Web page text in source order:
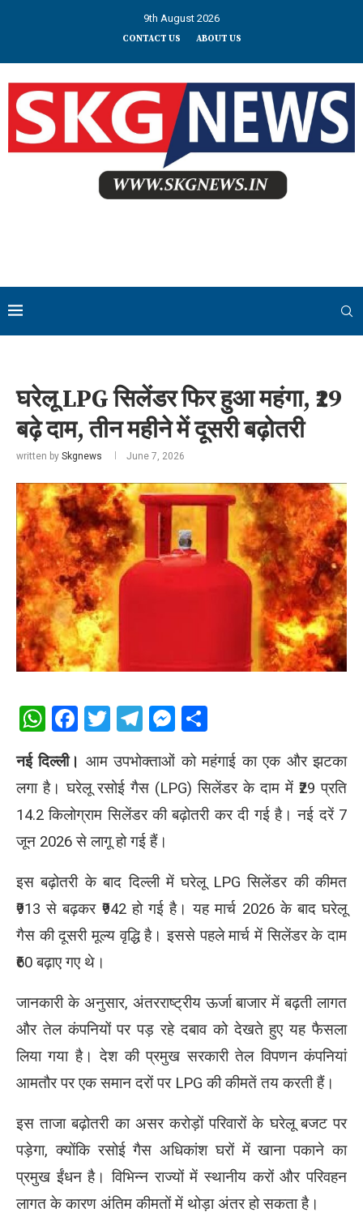
9th August 2026
CONTACT US ABOUT US
घरेलू LPG सिलेंडर फिर हुआ महंगा, ₹29
बढ़े दाम, तीन महीने में दूसरी बढ़ोतरी
written by Skgnews June 7, 2026
WhatsApp
Facebook
Twitter
Telegram
Messenger
नई दिल्ली। आम उपभोक्ताओं को महंगाई का एक और झटका
लगा है। घरेलू रसोई गैस (LPG) सिलेंडर के दाम में ₹29 प्रति
14.2 किलोग्राम सिलेंडर की बढ़ोतरी कर दी गई है। नई दरें 7
जून 2026 से लागू हो गई हैं।
इस बढ़ोतरी के बाद दिल्ली में घरेलू LPG सिलेंडर की कीमत
₹913 से बढ़कर ₹942 हो गई है। यह मार्च 2026 के बाद घरेलू
गैस की दूसरी मूल्य वृद्धि है। इससे पहले मार्च में सिलेंडर के दाम
₹60 बढ़ाए गए थे।
जानकारी के अनुसार, अंतरराष्ट्रीय ऊर्जा बाजार में बढ़ती लागत
और तेल कंपनियों पर पड़ रहे दबाव को देखते हुए यह फैसला
लिया गया है। देश की प्रमुख सरकारी तेल विपणन कंपनियां
आमतौर पर एक समान दरों पर LPG की कीमतें तय करती हैं।
इस ताजा बढ़ोतरी का असर करोड़ों परिवारों के घरेलू बजट पर
पड़ेगा, क्योंकि रसोई गैस अधिकांश घरों में खाना पकाने का
प्रमुख ईंधन है। विभिन्न राज्यों में स्थानीय करों और परिवहन
लागत के कारण अंतिम कीमतों में थोड़ा अंतर हो सकता है।